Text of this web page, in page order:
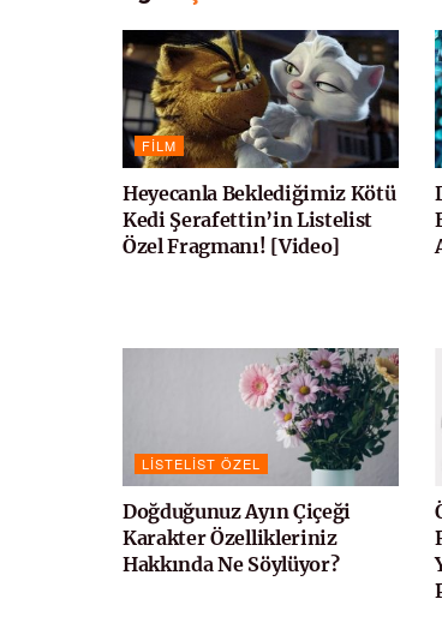
FILM
Heyecanla Beklediğimiz Kötü
Kedi Şerafettin’in Listelist
Özel Fragmanı! [Video]
LISTELIST ÖZEL
Doğduğunuz Ayın Çiçeği
Karakter Özellikleriniz
Hakkında Ne Söylüyor?